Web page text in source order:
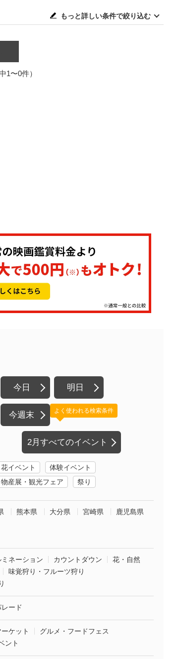
もっと詳しい条件で絞り込む
1〜0件）
今日 明日
今週末
2月すべてのイベント
よく使われる検索条件
花イベント
体験イベント
物産展・観光フェア
祭り
熊本県 大分県 宮崎県
鹿児島県
ミネーション カウントダウン
花・自然
味覚狩り・フルーツ狩り
ード
ケット
グルメ・フードフェス
ント